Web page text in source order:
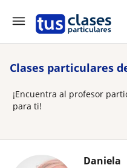
Clases particulares
¡Encuentra al profesor
para ti!
Daniela